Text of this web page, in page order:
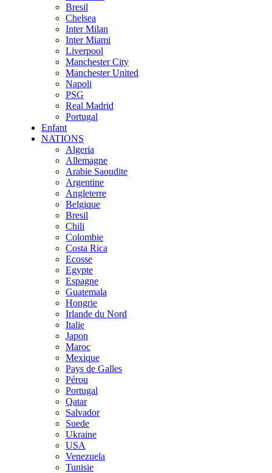
Bresil
Chelsea
Inter Milan
Inter Miami
Liverpool
Manchester City
Manchester United
Napoli
PSG
Real Madrid
Portugal
Enfant
NATIONS
Algeria
Allemagne
Arabie Saoudite
Argentine
Angleterre
Belgique
Bresil
Chili
Colombie
Costa Rica
Ecosse
Egypte
Espagne
Guatemala
Hongrie
Irlande du Nord
Italie
Japon
Maroc
Mexique
Pays de Galles
Pérou
Portugal
Qatar
Salvador
Suede
Ukraine
USA
Venezuela
Tunisie